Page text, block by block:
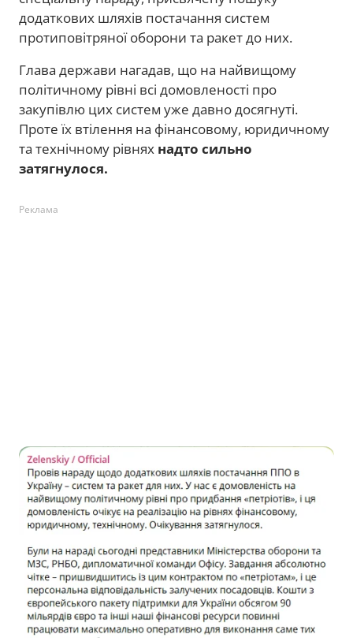
додаткових шляхів постачання систем
протиповітряної оборони та ракет до них.
Глава держави нагадав, що на найвищому
політичному рівні всі домовленості про
закупівлю цих систем уже давно досягнуті.
Проте їх втілення на фінансовому, юридичному
та технічному рівнях надто сильно
затягнулося.
Реклама